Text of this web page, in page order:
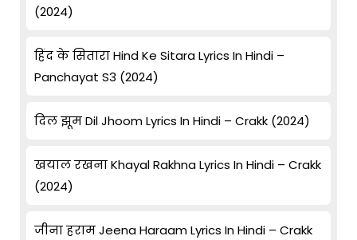
(2024)
हिंद के सितारा Hind Ke Sitara Lyrics In Hindi –
Panchayat S3 (2024)
दिल झूम Dil Jhoom Lyrics In Hindi – Crakk (2024)
खयाल रखना Khayal Rakhna Lyrics In Hindi – Crakk
(2024)
जीना हराम Jeena Haraam Lyrics In Hindi – Crakk